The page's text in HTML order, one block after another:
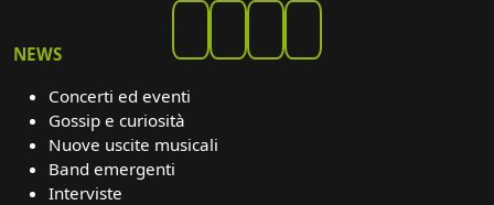
NEWS
Concerti ed eventi
Gossip e curiosità
Nuove uscite musicali
Band emergenti
Interviste